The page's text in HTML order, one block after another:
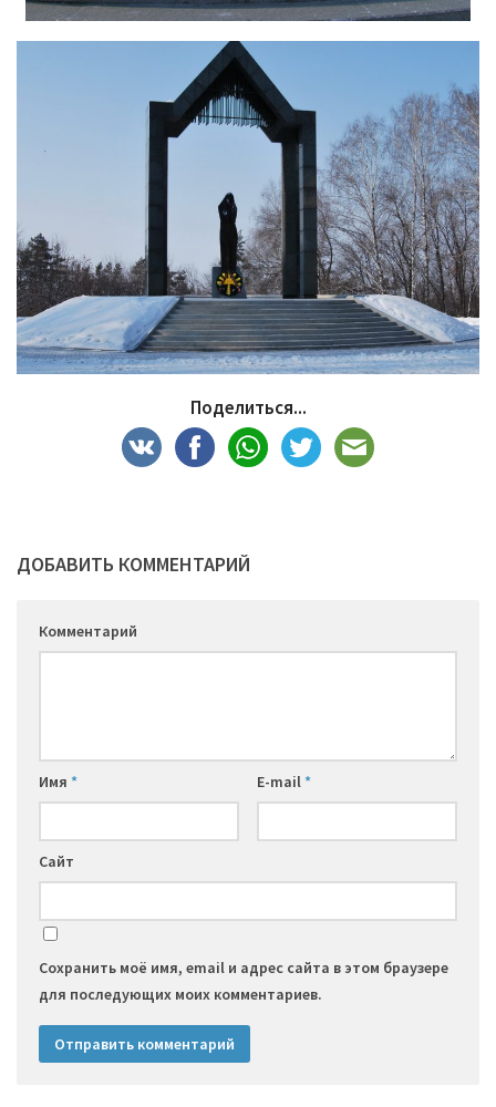
Поделиться...
ДОБАВИТЬ КОММЕНТАРИЙ
Комментарий
Имя * E-mail*
Сайт
Сохранить моё имя, email и адрес сайта в этом браузере
для последующих моих комментариев.